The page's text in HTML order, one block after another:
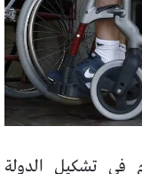
في تشكيل الدولة